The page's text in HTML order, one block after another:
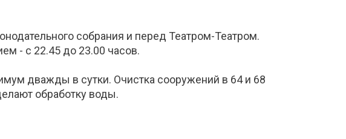
собрания и перед Театром-Театром.
- с 22.45 до 23.00 часов.
дважды в сутки. Очистка сооружений в 64 и 68
обработку воды.